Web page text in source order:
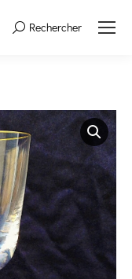
Search:Rechercher